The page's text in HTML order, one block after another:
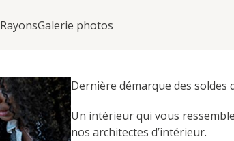
RayonsGalerie photos
Dernière démarque des soldes
Un intérieur qui vous
nos architectes d’intérieur.